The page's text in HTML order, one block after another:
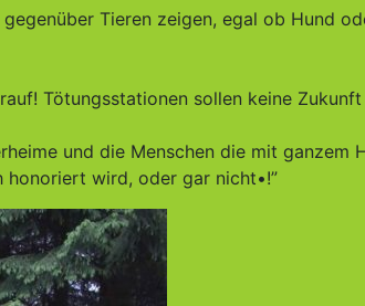
Tieren zeigen, egal ob Hund
Tötungsstationen sollen keine Zukunft
und die Menschen die mit ganzem
wird, oder gar nicht•!”